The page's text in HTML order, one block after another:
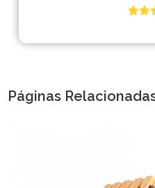
Páginas